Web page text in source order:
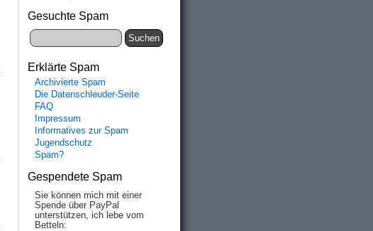
Gesuchte Spam
Erklärte Spam
Archivierte Spam
Die Datenschleuder-Seite
FAQ
Impressum
Informatives zur Spam
Jugendschutz
Spam?
Gespendete Spam
Sie können mich mit einer
Spende über PayPal
unterstützen, ich lebe vom
Betteln: